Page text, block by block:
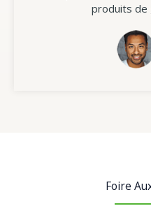
produits de
Foire